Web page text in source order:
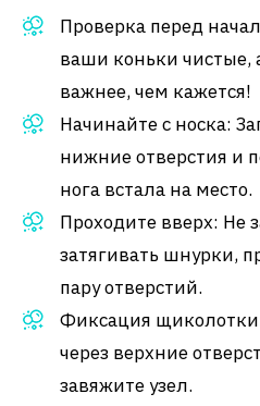
Проверка перед
ваши коньки чистые,
важнее, чем кажется!
Начинайте с носка:
нижние отверстия и
нога встала на место.
Проходите вверх: Не
затягивать шнурки,
пару отверстий.
Фиксация
через верхние
завяжите узел.